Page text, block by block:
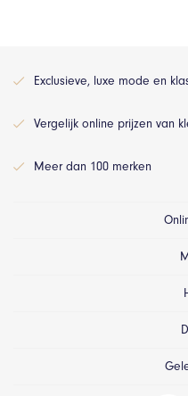
Exclusieve, luxe mode en
Vergelijk online prijzen van
Meer dan 100 merken